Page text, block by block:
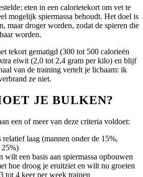
eten in een calorietekort om vet te
mogelijk spiermassa behoudt. Het doel is
maar droger worden, zodat de spieren die
worden.
tekort gematigd (300 tot 500 calorieën
eiwit (2,0 tot 2,4 gram per kilo) en blijf
van de training vertelt je lichaam: ik
ze niet.
JE BULKEN?
een of meer van deze criteria voldoet:
relatief laag (mannen onder de 15%,
25%)
wilt een basis aan spiermassa opbouwen
hoe droog je eruitziet en wilt nu groeien
tot 4 keer per week trainen